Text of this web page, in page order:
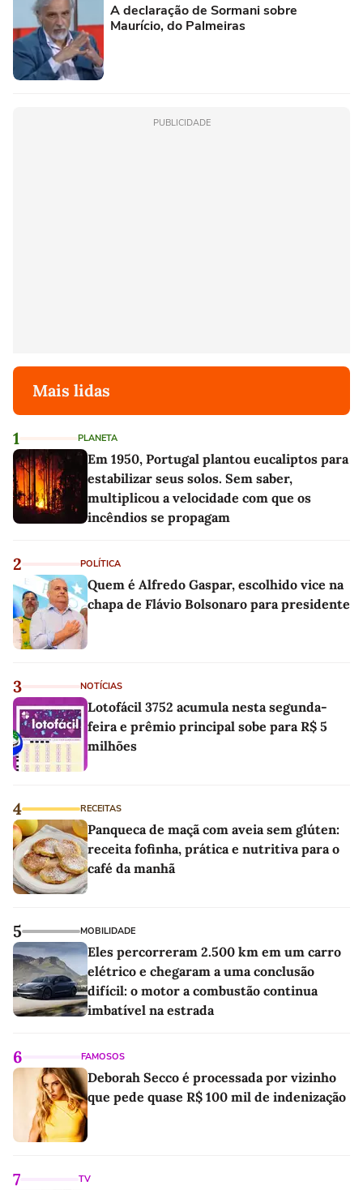
A declaração de Sormani sobre
Maurício, do Palmeiras
PUBLICIDADE
Mais lidas
1 PLANETA
Em 1950, Portugal plantou eucaliptos para
estabilizar seus solos. Sem saber,
multiplicou a velocidade com que os
incêndios se propagam
2 POLÍTICA
Quem é Alfredo Gaspar, escolhido vice na
chapa de Flávio Bolsonaro para presidente
3 NOTÍCIAS
Lotofácil 3752 acumula nesta segunda-
feira e prêmio principal sobe para R$ 5
milhões
4 RECEITAS
Panqueca de maçã com aveia sem glúten:
receita fofinha, prática e nutritiva para o
café da manhã
5 MOBILIDADE
Eles percorreram 2.500 km em um carro
elétrico e chegaram a uma conclusão
difícil: o motor a combustão continua
imbatível na estrada
6 FAMOSOS
Deborah Secco é processada por vizinho
que pede quase R$ 100 mil de indenização
7 TV